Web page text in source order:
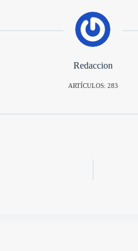
Redaccion
ARTÍCULOS: 283